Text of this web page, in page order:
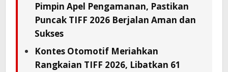
Pimpin Apel Pengamanan, Pastikan
Puncak TIFF 2026 Berjalan Aman dan
Sukses
Kontes Otomotif Meriahkan
Rangkaian TIFF 2026, Libatkan 61